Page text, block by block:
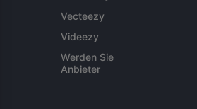
Vecteezy
Videezy
Werden Sie
Anbieter